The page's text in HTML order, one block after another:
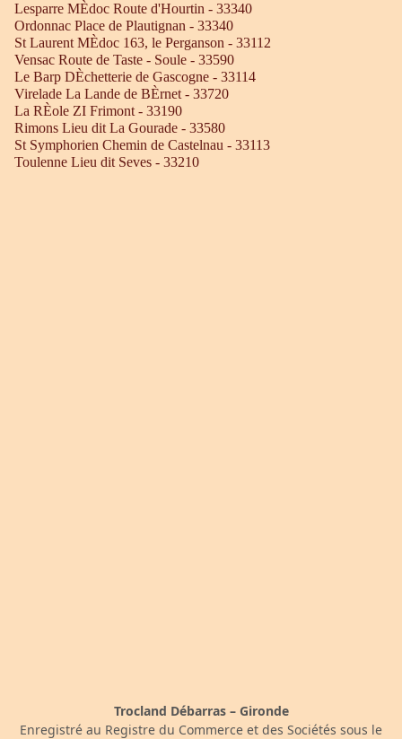
Lesparre MÈdoc Route d'Hourtin - 33340
Ordonnac Place de Plautignan - 33340
St Laurent MÈdoc 163, le Perganson - 33112
Vensac Route de Taste - Soule - 33590
Le Barp DÈchetterie de Gascogne - 33114
Virelade La Lande de BÈrnet - 33720
La RÈole ZI Frimont - 33190
Rimons Lieu dit La Gourade - 33580
St Symphorien Chemin de Castelnau - 33113
Toulenne Lieu dit Seves - 33210
Trocland Débarras – Gironde
Enregistré au Registre du Commerce et des Sociétés sous le